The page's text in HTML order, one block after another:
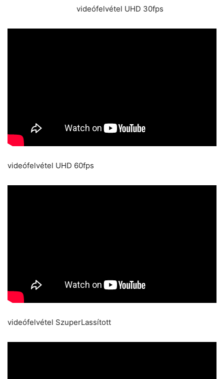
videófelvétel UHD 30fps
videófelvétel UHD 60fps
videófelvétel SzuperLassított